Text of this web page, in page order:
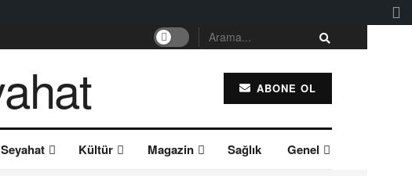
ABONE OL
Seyahat Kültür Magazin Sağlık Genel